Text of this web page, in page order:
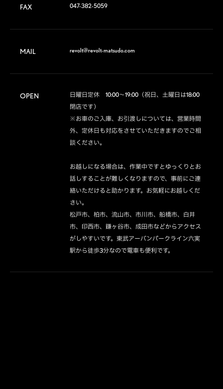
FAX 047-382-5059
MAIL revolt@revolt-matsudo.com
OPEN
日曜日定休　10:00～19:00（祝日、土曜日は18:00
閉店です）
※お車のご入庫、お引渡しについては、営業時間
外、定休日も対応をさせていただきますのでご相
談ください。
お越しになる場合は、作業中ですとゆっくりとお
話しすることが難しくなりますので、事前にご連
絡いただけると助かります。お気軽にお越しくだ
さい。
松戸市、柏市、流山市、市川市、船橋市、白井
市、印西市、鎌ヶ谷市、成田市などからアクセス
がしやすいです。東武アーバンパークライン六実
駅から徒歩3分なので電車も便利です。